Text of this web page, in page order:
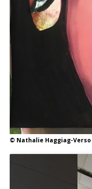
© Nathalie Haggiag-